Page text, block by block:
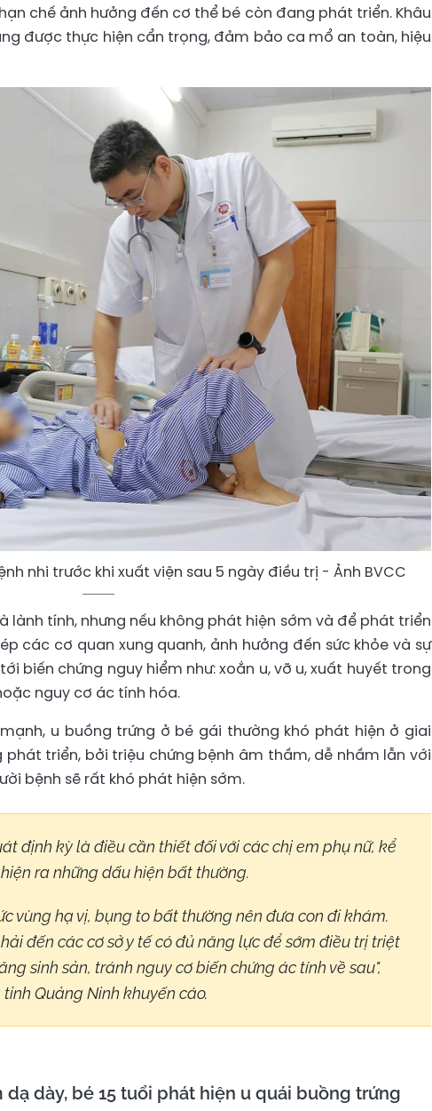
chế ảnh hưởng đến cơ thể bé còn đang phát triển. Khâu
được thực hiện cẩn trọng, đảm bảo ca mổ an toàn, hiệu
nhi trước khi xuất viện sau 5 ngày điều trị - Ảnh BVCC
lành tính, nhưng nếu không phát hiện sớm và để phát triển
các cơ quan xung quanh, ảnh hưởng đến sức khỏe và sự
biến chứng nguy hiểm như: xoắn u, vỡ u, xuất huyết trong
nguy cơ ác tính hóa.
mạnh, u buồng trứng ở bé gái thường khó phát hiện ở giai
triển, bởi triệu chứng bệnh âm thầm, dễ nhầm lẫn với
bệnh sẽ rất khó phát hiện sớm.
định kỳ là điều cần thiết đối với các chị em phụ nữ, kể
ra những dấu hiện bất thường.
vùng hạ vị, bụng to bất thường nên đưa con đi khám.
đến các cơ sở y tế có đủ năng lực để sớm điều trị triệt
sinh sản, tránh nguy cơ biến chứng ác tính về sau",
Quảng Ninh khuyến cáo.
dày, bé 15 tuổi phát hiện u quái buồng trứng